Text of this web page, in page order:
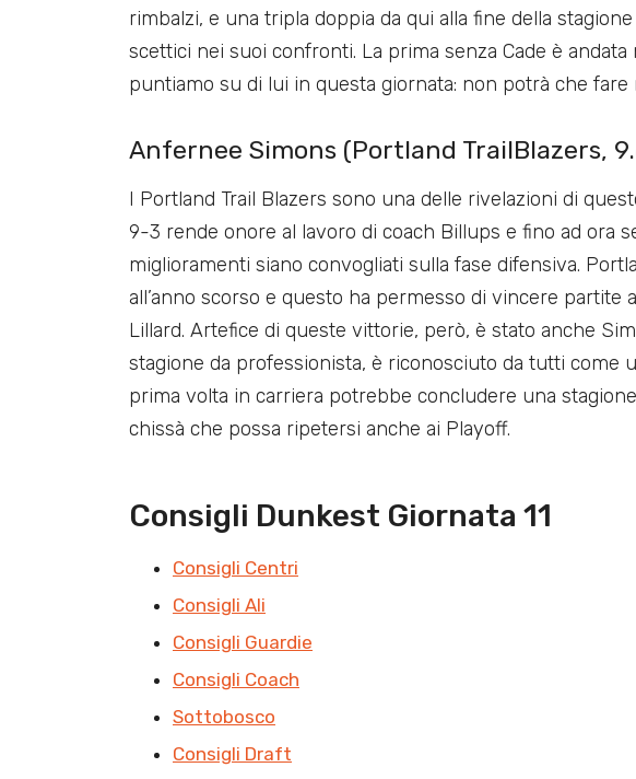
rimbalzi, e una tripla doppia da qui alla fine della
scettici nei suoi confronti. La prima senza Cade è
puntiamo su di lui in questa giornata: non potrà che fare
Anfernee Simons (Portland TrailBlazers,
I Portland Trail Blazers sono una delle rivelazioni di
9-3 rende onore al lavoro di coach Billups e fino ad ora
miglioramenti siano convogliati sulla fase difensiva.
all’anno scorso e questo ha permesso di vincere partite
Lillard. Artefice di queste vittorie, però, è stato anche
stagione da professionista, è riconosciuto da tutti come
prima volta in carriera potrebbe concludere una
chissà che possa ripetersi anche ai Playoff.
Consigli Dunkest Giornata 11
Consigli Centri
Consigli Ali
Consigli Guardie
Consigli Coach
Sottobosco
Consigli Draft